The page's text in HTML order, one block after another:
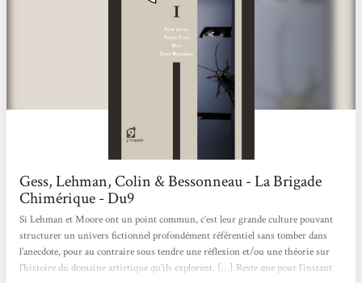
Gess, Lehman, Colin & Bessonneau - La Brigade
Chimérique - Du9
Si Lehman et Moore ont un point commun, c’est leur grande culture pouvant
structurer un univers fictionnel profondément référentiel sans tomber dans
l’anecdote, pour au contraire sous tendre une réflexion et/ou une théorie sur
l’histoire du domaine artistique qu’ils explorent. […] Reste que pour l’instant